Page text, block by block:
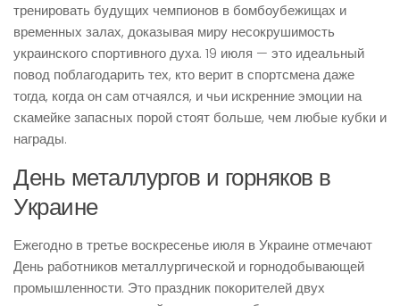
тренировать будущих чемпионов в бомбоубежищах и
временных залах, доказывая миру несокрушимость
украинского спортивного духа. 19 июля — это идеальный
повод поблагодарить тех, кто верит в спортсмена даже
тогда, когда он сам отчаялся, и чьи искренние эмоции на
скамейке запасных порой стоят больше, чем любые кубки и
награды.
День металлургов и горняков в
Украине
Ежегодно в третье воскресенье июля в Украине отмечают
День работников металлургической и горнодобывающей
промышленности. Это праздник покорителей двух